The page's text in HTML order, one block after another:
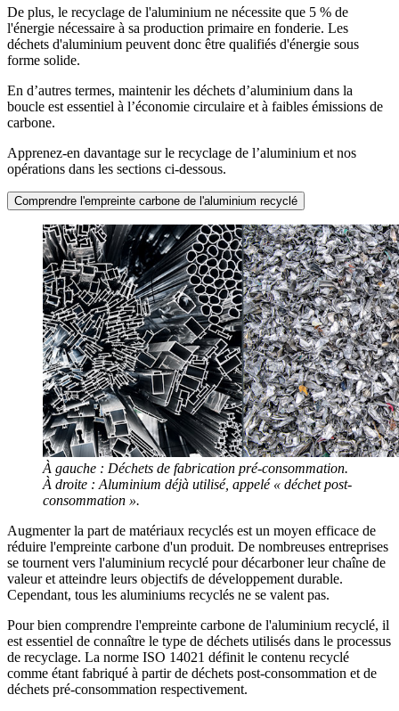
De plus, le recyclage de l'aluminium ne nécessite que 5 % de
l'énergie nécessaire à sa production primaire en fonderie. Les
déchets d'aluminium peuvent donc être qualifiés d'énergie sous
forme solide.
En d’autres termes, maintenir les déchets d’aluminium dans la
boucle est essentiel à l’économie circulaire et à faibles émissions de
carbone.
Apprenez-en davantage sur le recyclage de l’aluminium et nos
opérations dans les sections ci-dessous.
Comprendre l'empreinte carbone de l'aluminium recyclé
À gauche : Déchets de fabrication pré-consommation.
À droite : Aluminium déjà utilisé, appelé « déchet post-
consommation ».
Augmenter la part de matériaux recyclés est un moyen efficace de
réduire l'empreinte carbone d'un produit. De nombreuses entreprises
se tournent vers l'aluminium recyclé pour décarboner leur chaîne de
valeur et atteindre leurs objectifs de développement durable.
Cependant, tous les aluminiums recyclés ne se valent pas.
Pour bien comprendre l'empreinte carbone de l'aluminium recyclé, il
est essentiel de connaître le type de déchets utilisés dans le processus
de recyclage. La norme ISO 14021 définit le contenu recyclé
comme étant fabriqué à partir de déchets post-consommation et de
déchets pré-consommation respectivement.